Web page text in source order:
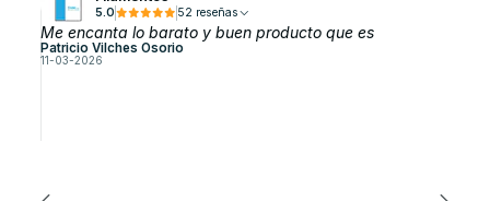
5.0 52 reseñas
Me encanta lo barato y buen producto que es
Patricio Vilches Osorio
11-03-2026